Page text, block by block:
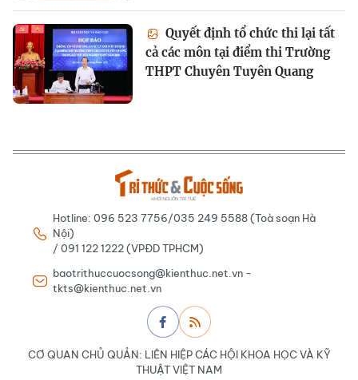
Quyết định tổ chức thi lại tất
cả các môn tại điểm thi Trường
THPT Chuyên Tuyên Quang
Hotline: 096 523 7756/035 249 5588 (Toà soạn Hà
Nội)
/ 091 122 1222 (VPĐD TPHCM)
baotrithuccuocsong@kienthuc.net.vn -
tkts@kienthuc.net.vn
CƠ QUAN CHỦ QUẢN: LIÊN HIỆP CÁC HỘI KHOA HỌC VÀ KỸ
THUẬT VIỆT NAM